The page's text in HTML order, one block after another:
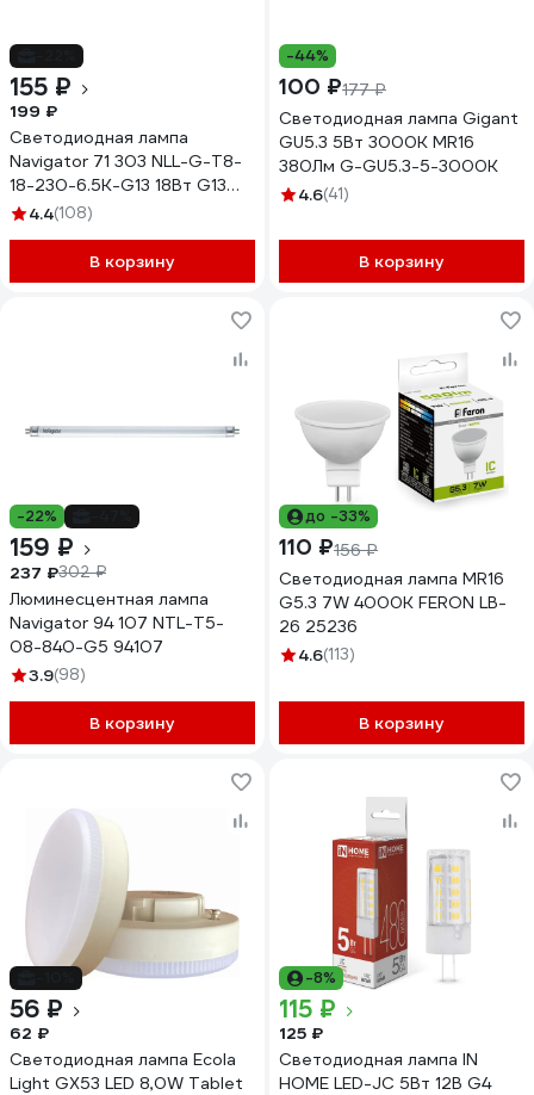
155 ₽
199 ₽
Светодиодная лампа
Navigator 71 303 NLL-G-T8-
18-230-6.5K-G13 18Вт G13
1700лм 176-264В 1200
4.4(108)
В корзину
-44%
100 ₽177 ₽
Светодиодная лампа Gigant
GU5.3 5Вт 3000K MR16
380Лм G-GU5.3-5-3000K
4.6(41)
В корзину
-22%
159 ₽
237 ₽302 ₽
Люминесцентная лампа
Navigator 94 107 NTL-T5-
08-840-G5 94107
3.9(98)
В корзину
до -33%
110 ₽156 ₽
Светодиодная лампа MR16
G5.3 7W 4000K FERON LB-
26 25236
4.6(113)
В корзину
56 ₽
62 ₽
Светодиодная лампа Ecola
Light GX53 LED 8,0W Tablet
-8%
115 ₽
125 ₽
Светодиодная лампа IN
HOME LED-JC 5Вт 12В G4